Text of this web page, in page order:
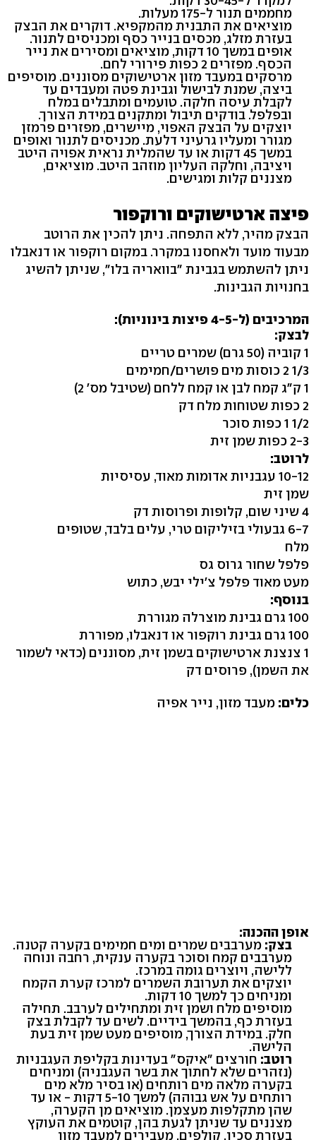
מחממים תנור ל-175 מעלות.
מוציאים את התבנית מהמקפיא. דוקרים את הבצק
בעזרת מזלג, מכסים בנייר כסף ומכניסים לתנור.
אופים במשך 10 דקות, מוציאים ומסירים את נייר
הכסף. מפזרים 2 כפות פירורי לחם.
מרסקים במעבד מזון ארטישוקים מסוננים. מוסיפים
ביצה, שמנת לבישול וגבינת פטה ומעבדים עד
לקבלת עיסה חלקה. טועמים ומתבלים במלח
ובפלפל. בודקים תיבול ומתקנים במידת הצורך.
יוצקים על הבצק האפוי, מיישרים, מפזרים פרמזן
מגורר ומעליו גרעיני דלעת. מכניסים לתנור ואופים
במשך 45 דקות או עד שהמלית נראית אפויה היטב
ויציבה, וחלקה העליון מוזהב היטב. מוציאים,
מצננים קלות ומגישים.
פיצה ארטישוקים ורוקפור
הבצק מהיר, ללא התפחה. ניתן להכין את הרוטב
מבעוד מועד ולאחסנו במקרר. במקום רוקפור או דנאבלו
ניתן להשתמש בגבינת "בוואריה בלו", שניתן להשיג
בחנויות הגבינות.
המרכיבים (ל-4-5 פיצות בינוניות):
לבצק:
1 קוביה (50 גרם) שמרים טריים
1/3 2 כוסות מים פושרים/חמימים
1 ק"ג קמח לבן או קמח ללחם (שטיבל מס' 2)
2 כפות שטוחות מלח דק
1/2 1 כפות סוכר
2-3 כפות שמן זית
לרוטב:
10-12 עגבניות אדומות מאוד, עסיסיות
שמן זית
4 שיני שום, קלופות ופרוסות דק
6-7 גבעולי בזיליקום טרי, עלים בלבד, שטופים
מלח
פלפל שחור גרוס גס
מעט מאוד פלפל צ'ילי יבש, כתוש
בנוסף:
100 גרם גבינת מוצרלה מגוררת
100 גרם גבינת רוקפור או דנאבלו, מפוררת
1 צנצנת ארטישוקים בשמן זית, מסוננים (כדאי לשמור
את השמן), פרוסים דק
כלים: מעבד מזון, נייר אפיה
אופן ההכנה:
בצק: מערבבים שמרים ומים חמימים בקערה קטנה.
מערבבים קמח וסוכר בקערה ענקית, רחבה ונוחה
ללישה, ויוצרים גומה במרכז.
יוצקים את תערובת השמרים למרכז קערת הקמח
ומניחים כך למשך 10 דקות.
מוסיפים מלח ושמן זית ומתחילים לערבב. תחילה
בעזרת כף, בהמשך בידיים. לשים עד לקבלת בצק
חלק. במידת הצורך, מוסיפים מעט שמן זית בעת
הלישה.
רוטב: חורצים "איקס" בעדינות בקליפת העגבניות
(נזהרים שלא לחתוך את בשר העגבניה) ומניחים
בקערה מלאה מים רותחים (או בסיר מלא מים
רותחים על אש גבוהה) למשך 5-10 דקות - או עד
שהן מתקלפות מעצמן. מוציאים מן הקערה,
מצננים עד שניתן לגעת בהן, קוטמים את העוקץ
בעזרת סכין, קולפים, מעבירים למעבד מזון